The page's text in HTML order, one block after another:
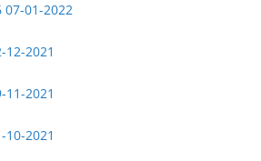
07-01-2022
2021
2021
2021